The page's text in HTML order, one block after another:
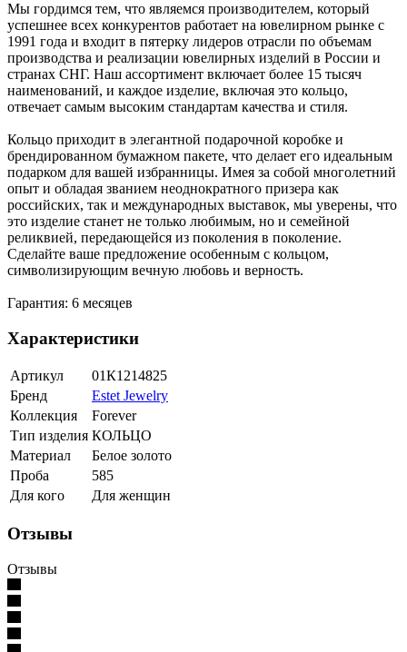
Мы гордимся тем, что являемся производителем, который
успешнее всех конкурентов работает на ювелирном рынке с
1991 года и входит в пятерку лидеров отрасли по объемам
производства и реализации ювелирных изделий в России и
странах СНГ. Наш ассортимент включает более 15 тысяч
наименований, и каждое изделие, включая это кольцо,
отвечает самым высоким стандартам качества и стиля.
Кольцо приходит в элегантной подарочной коробке и
брендированном бумажном пакете, что делает его идеальным
подарком для вашей избранницы. Имея за собой многолетний
опыт и обладая званием неоднократного призера как
российских, так и международных выставок, мы уверены, что
это изделие станет не только любимым, но и семейной
реликвией, передающейся из поколения в поколение.
Сделайте ваше предложение особенным с кольцом,
символизирующим вечную любовь и верность.
Гарантия: 6 месяцев
Характеристики
Артикул
01К1214825
Бренд
Estet Jewelry
Коллекция
Forever
Тип изделия КОЛЬЦО
Материал
Белое золото
Проба
585
Для кого
Для женщин
Отзывы
Отзывы